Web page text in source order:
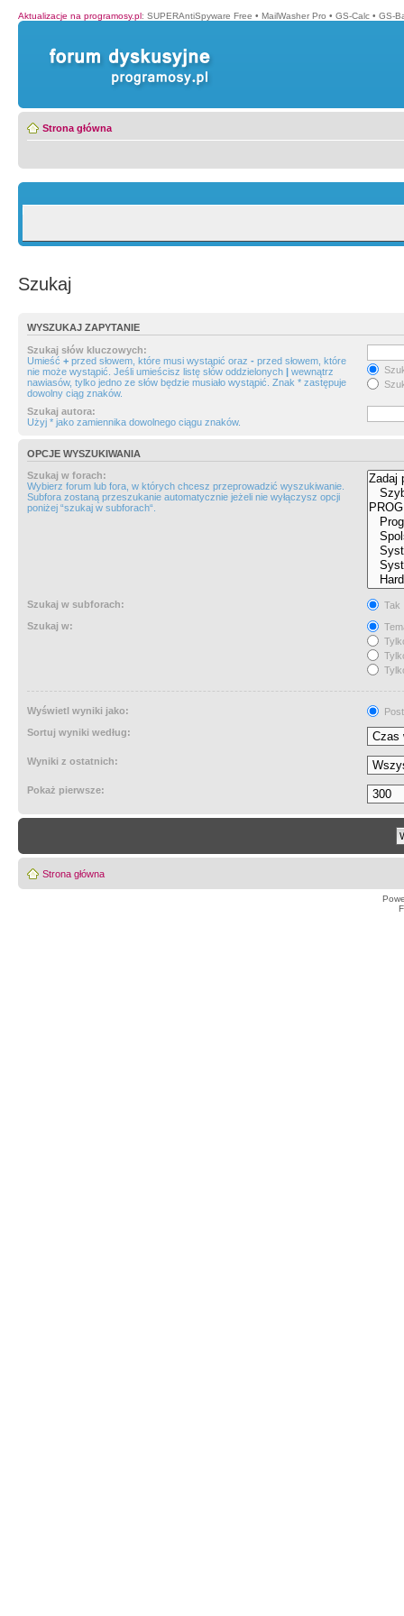
Aktualizacje na programosy.pl: SUPERAntiSpyware Free • MailWasher Pro • GS-Calc • GS-
Strona główna
Szukaj
WYSZUKAJ ZAPYTANIE
Szukaj słów kluczowych:
Umieść + przed słowem, które musi wystąpić oraz - przed słowem, które
nie może wystąpić. Jeśli umieścisz listę słów oddzielonych | wewnątrz
nawiasów, tylko jedno ze słów będzie musiało wystąpić. Znak * zastępuje
dowolny ciąg znaków.
Szukaj autora:
Użyj * jako zamiennika dowolnego ciągu znaków.
OPCJE WYSZUKIWANIA
Szukaj w forach:
Wybierz forum lub fora, w których chcesz przeprowadzić wyszukiwanie.
Subfora zostaną przeszukanie automatycznie jeżeli nie wyłączysz opcji
poniżej “szukaj w subforach“.
Szukaj w subforach:
Tak
Szukaj w:
Wyświetl wyniki jako:
Sortuj wyniki według:
Wyniki z ostatnich:
Pokaż pierwsze:
Strona główna